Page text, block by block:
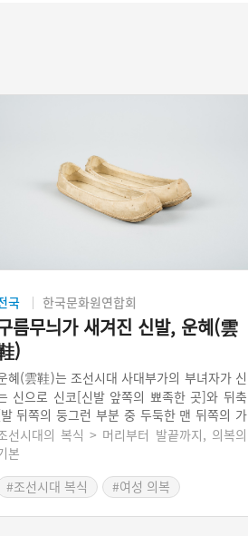
국 한국문화원연합회
름무늬가 새겨진 신발, 운혜(雲
)
혜(雲鞋)는 조선시대 사대부가의 부녀자가 신
신으로 신코[신발 앞쪽의 뾰족한 곳]와 뒤축
뒤쪽의 둥그런 부분 중 두둑한 맨 뒤쪽의 가
데]에 다른 색의 무늬를 장식한 신발이다. 신
바닥에 짐승 털로 만든 조각인 담(毯)을 깔아
다. 또한 신발의 앞쪽 모양이 제비의 부리처럼
선시대의 복식 > 머리부터 발끝까지, 의복의
본
#조선시대 복식
#여성 의복